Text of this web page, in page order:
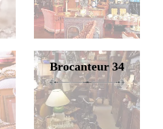
Brocanteur 34